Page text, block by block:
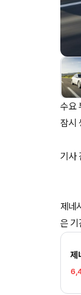
수요
잠시
기사
제네
은
제